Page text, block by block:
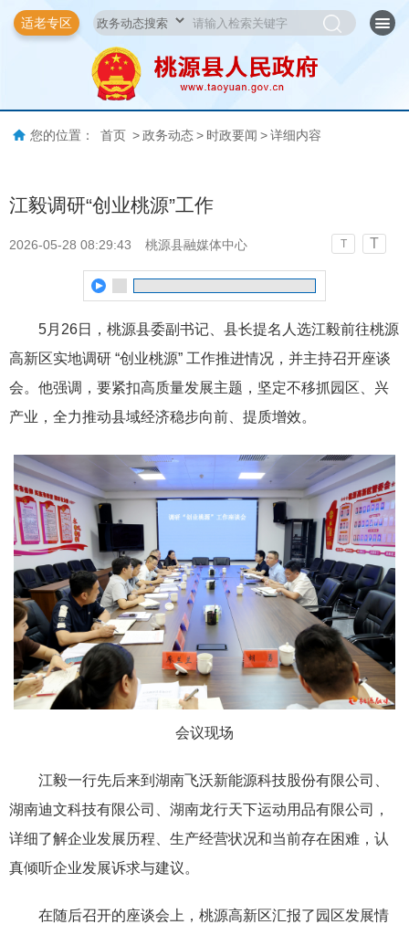
适老专区
您的位置： 首页 > 政务动态 > 时政要闻 > 详细内容
江毅调研“创业桃源”工作
2026-05-28 08:29:43 桃源县融媒体中心 T T
5月26日， 桃源县委副书记、县长提名人选江毅前往桃源
高新区实地调研 “创业桃源” 工作推进情况，并主持召开座谈
会。 他强调，要紧扣高质量发展主题，坚定不移抓园区、兴
产业，全力推动县域经济稳步向前、提质增效。
会议现场
江毅一行先后来到湖南飞沃新能源科技股份有限公司、
湖南迪文科技有限公司、湖南龙行天下运动用品有限公司，
详细了解企业发展历程、生产经营状况和当前存在困难 ， 认
真倾听企业发展诉求与建议。
在随后召开的座谈会上，桃源高新区汇报了园区发展情